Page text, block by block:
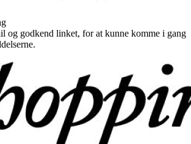
og godkend linket, for at kunne komme i gang